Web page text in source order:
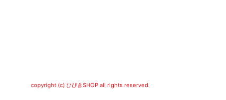
copyright (c) ひびきSHOP all rights reserved.